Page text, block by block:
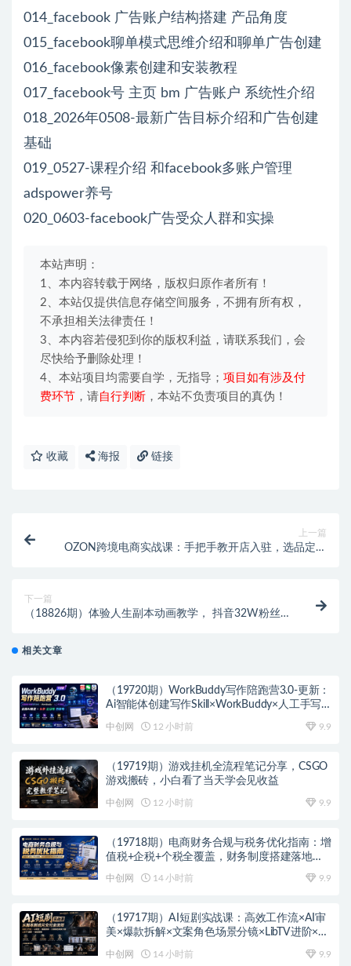
014_facebook 广告账户结构搭建 产品角度
015_facebook聊单模式思维介绍和聊单广告创建
016_facebook像素创建和安装教程
017_facebook号 主页 bm 广告账户 系统性介绍
018_2026年0508-最新广告目标介绍和广告创建
基础
019_0527-课程介绍 和facebook多账户管理
adspower养号
020_0603-facebook广告受众人群和实操
本站声明：
1、本内容转载于网络，版权归原作者所有！
2、本站仅提供信息存储空间服务，不拥有所有权，
不承担相关法律责任！
3、本内容若侵犯到你的版权利益，请联系我们，会
尽快给予删除处理！
4、本站项目均需要自学，无指导； 项目如有涉及付
费环节 ，请自行判断 ，本站不负责项目的真伪！
收藏 海报 链接
上一篇
OZON跨境电商实战课：手把手教开店入驻，选品定价
下一篇
（18826期）体验人生副本动画教学， 抖音32W粉丝
相关文章
（19720期）WorkBuddy写作陪跑营3.0-更新：
Ai智能体创建写作Skill×WorkBuddy×人工手写
中创网 12 小时前 9.9
（19719期）游戏挂机全流程笔记分享，CSGO
游戏搬砖，小白看了当天学会见收益
中创网 12 小时前 9.9
（19718期）电商财务合规与税务优化指南：增
值税+企税+个税全覆盖，财务制度搭建落地纳
中创网 14 小时前 9.9
（19717期）AI短剧实战课：高效工作流×AI审
美×爆款拆解×文案角色场景分镜×LibTV进阶×站
中创网 14 小时前 9.9